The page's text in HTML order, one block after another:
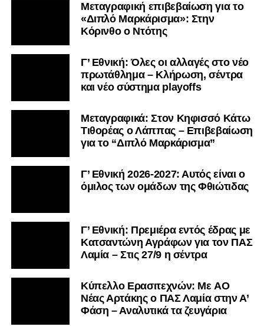
Μεταγραφική επιβεβαίωση για το
«Διπλό Μαρκάρισμα»: Στην
Κόρινθο ο Ντότης
Γ’ Εθνική: Όλες οι αλλαγές στο νέο
πρωτάθλημα – Κλήρωση, σέντρα
και νέο σύστημα playoffs
Μεταγραφικά: Στον Κηφισσό Κάτω
Τιθορέας ο Λάππας – Επιβεβαίωση
για το “Διπλό Μαρκάρισμα”
Γ’ Εθνική 2026-2027: Αυτός είναι ο
όμιλος των ομάδων της Φθιώτιδας
Γ’ Εθνική: Πρεμιέρα εντός έδρας με
Κατσαντώνη Αγράφων για τον ΠΑΣ
Λαμία – Στις 27/9 η σέντρα
Kύπελλο Ερασιτεχνών: Με AO
Nέας Αρτάκης ο ΠΑΣ Λαμία στην Α’
Φάση – Αναλυτικά τα ζευγάρια